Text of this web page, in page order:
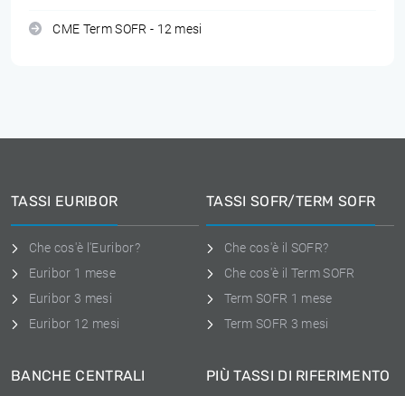
CME Term SOFR - 12 mesi
TASSI EURIBOR
Che cos'è l'Euribor?
Euribor 1 mese
Euribor 3 mesi
Euribor 12 mesi
TASSI SOFR/TERM SOFR
Che cos'è il SOFR?
Che cos'è il Term SOFR
Term SOFR 1 mese
Term SOFR 3 mesi
BANCHE CENTRALI PIÙ TASSI DI RIFERIMENTO